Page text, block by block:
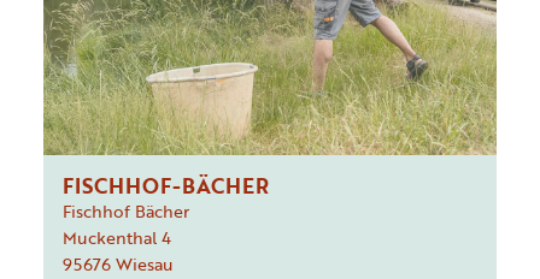
FISCHHOF-BÄCHER
Fischhof Bächer
Muckenthal4
95676Wiesau